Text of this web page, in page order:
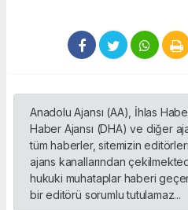
Anadolu Ajansı (AA), İhlas
Haber Ajansı (DHA) ve diğer
tüm haberler, sitemizin
ajans kanallarından
hukuki muhataplar haberi
bir editörü sorumlu tutulamaz...